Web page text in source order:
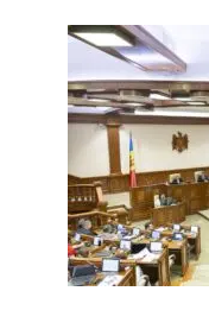
Calificările
UE vor putea fi
Moldova